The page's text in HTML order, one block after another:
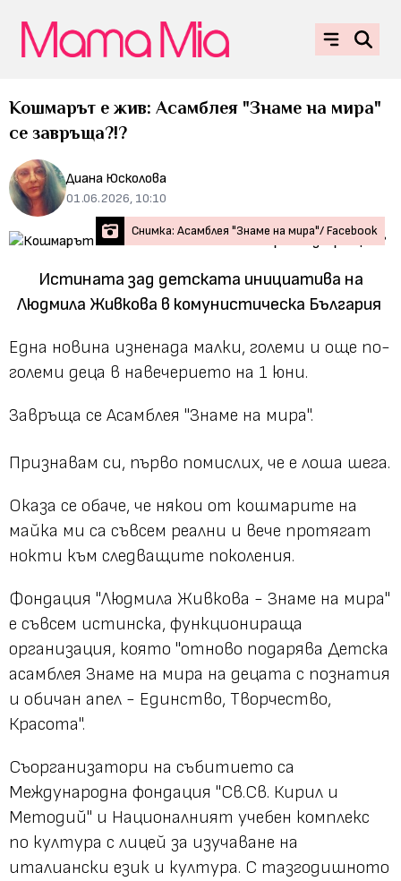
Кошмарът е жив: Асамблея "Знаме на мира"
се завръща?!?
Диана Юсколова
01.06.2026, 10:10
Снимка: Асамблея "Знаме на мира"/ Facebook
Истината зад детската инициатива на
Людмила Живкова в комунистическа България
Една новина изненада малки, големи и още по-
големи деца в навечерието на 1 юни.
Завръща се Асамблея "Знаме на мира".
Признавам си, първо помислих, че е лоша шега.
Оказа се обаче, че някои от кошмарите на
майка ми са съвсем реални и вече протягат
нокти към следващите поколения.
Фондация "Людмила Живкова - Знаме на мира"
е съвсем истинска, функционираща
организация, която "отново подарява Детска
асамблея Знаме на мира на децата с познатия
и обичан апел - Единство, Творчество,
Красота".
Съорганизатори на събитието са
Международна фондация "Св.Св. Кирил и
Методий" и Националният учебен комплекс
по култура с лицей за изучаване на
италиански език и култура. С тазгодишното